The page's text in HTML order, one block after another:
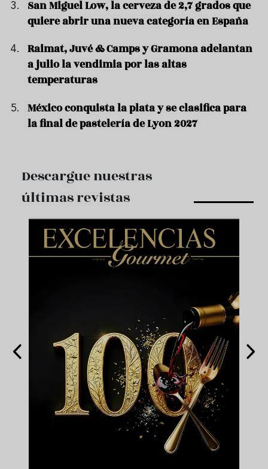
San Miguel Low, la cerveza de 2,7 grados que
quiere abrir una nueva categoría en España
Raimat, Juvé & Camps y Gramona adelantan
a julio la vendimia por las altas
temperaturas
México conquista la plata y se clasifica para
la final de pastelería de Lyon 2027
Descargue nuestras
últimas revistas